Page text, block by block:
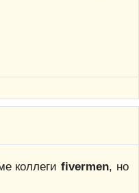
коллеги fivermen, но